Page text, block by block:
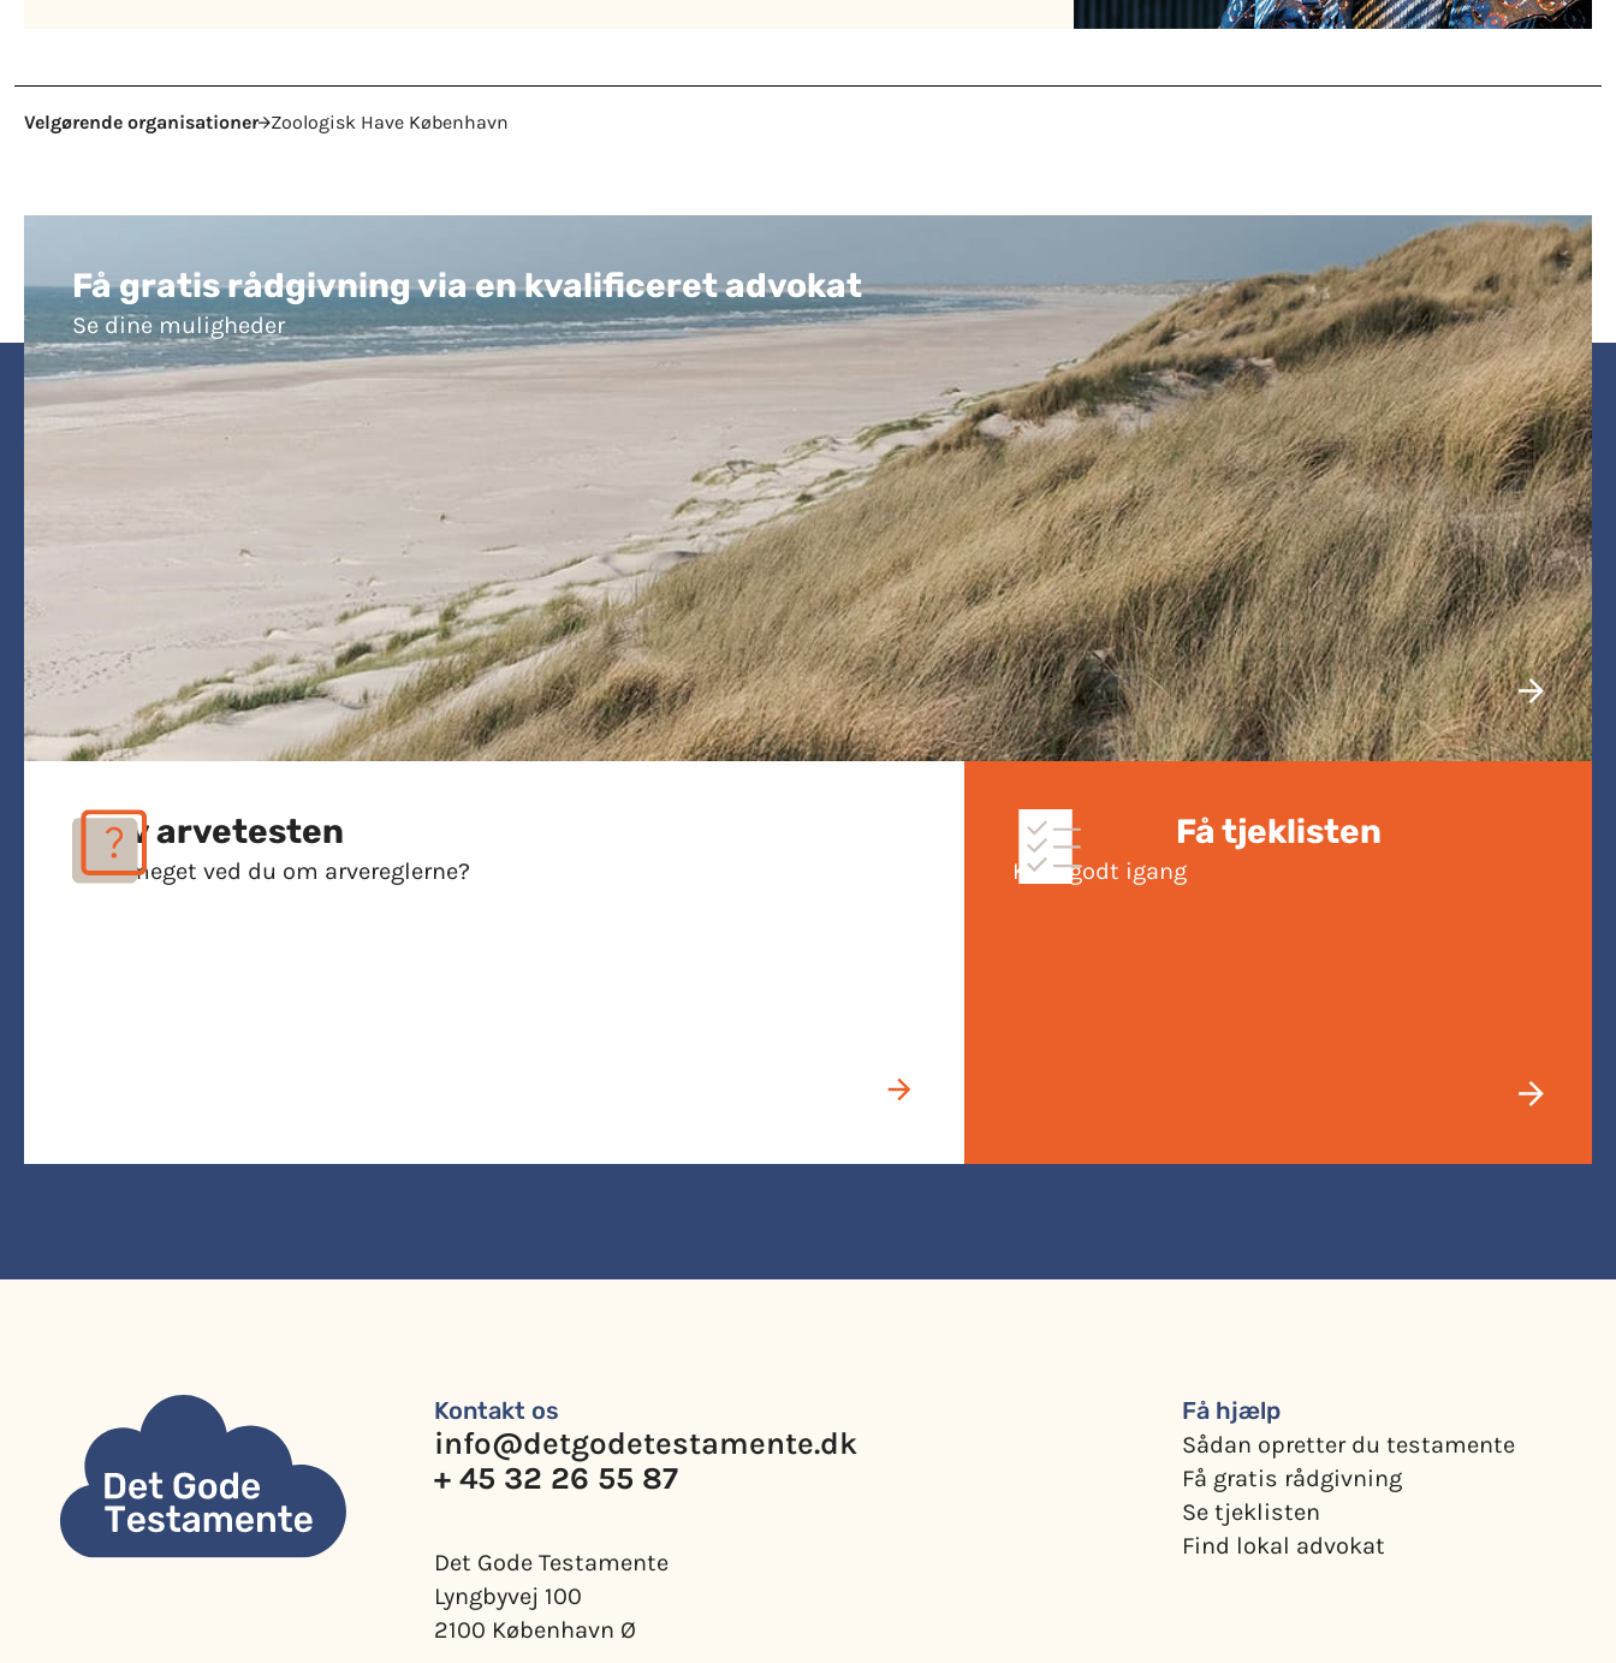
Velgørende organisationer Zoologisk Have København
Få gratis rådgivning via en kvalificeret advokat
Se dine muligheder
Prøv arvetesten
Hvor meget ved du om arvereglerne?
Få tjeklisten
Kom godt igang
Kontakt os
info@detgodetestamente.dk
+ 45 32 26 55 87
Det Gode Testamente
Lyngbyvej 100
2100 København Ø
Få hjælp
Sådan opretter du testamente
Få gratis rådgivning
Se tjeklisten
Find lokal advokat